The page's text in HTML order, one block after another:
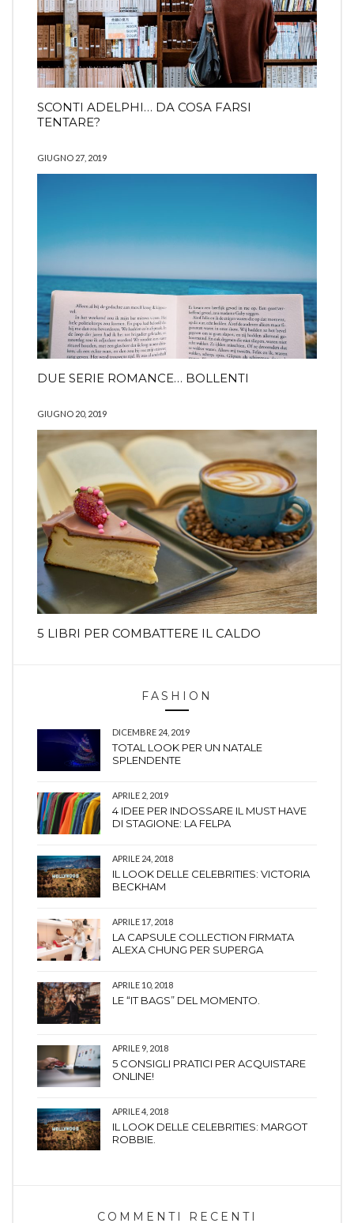
SCONTI ADELPHI… DA COSA FARSI
TENTARE?
GIUGNO 27, 2019
DUE SERIE ROMANCE… BOLLENTI
GIUGNO 20, 2019
5 LIBRI PER COMBATTERE IL CALDO
FASHION
DICEMBRE 24, 2019
TOTAL LOOK PER UN NATALE
SPLENDENTE
APRILE 2, 2019
4 IDEE PER INDOSSARE IL MUST HAVE
DI STAGIONE: LA FELPA
APRILE 24, 2018
IL LOOK DELLE CELEBRITIES: VICTORIA
BECKHAM
APRILE 17, 2018
LA CAPSULE COLLECTION FIRMATA
ALEXA CHUNG PER SUPERGA
APRILE 10, 2018
LE “IT BAGS” DEL MOMENTO.
APRILE 9, 2018
5 CONSIGLI PRATICI PER ACQUISTARE
ONLINE!
APRILE 4, 2018
IL LOOK DELLE CELEBRITIES: MARGOT
ROBBIE.
COMMENTI RECENTI